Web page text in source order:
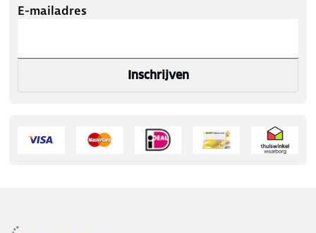
E-mailadres
Inschrijven